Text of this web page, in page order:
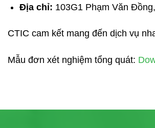
Địa chỉ: 103G1 Phạm Văn
CTIC cam kết mang đến dịch vụ
Mẫu đơn xét nghiệm tổng quát: